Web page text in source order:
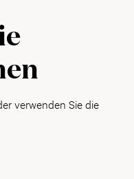
verwenden Sie die